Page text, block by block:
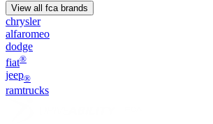
View all fca brands
chrysler
alfaromeo
dodge
fiat®
jeep®
ramtrucks